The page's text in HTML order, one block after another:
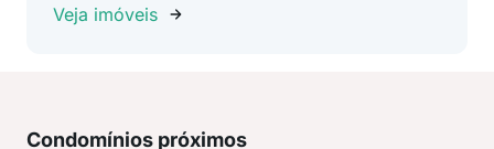
Veja imóveis
Condomínios próximos